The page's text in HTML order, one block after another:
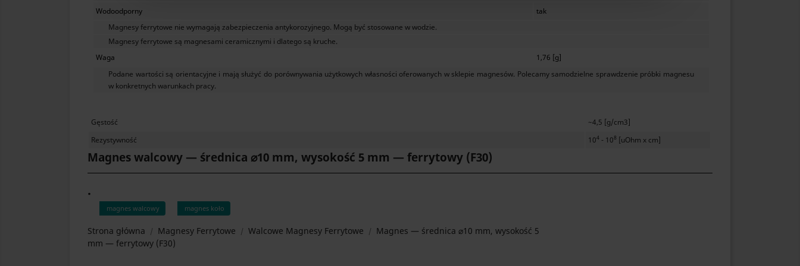
Wodoodporny
tak
Magnesy ferrytowe nie wymagają zabezpieczenia antykorozyjnego. Mogą być stosowane w wodzie.
Magnesy ferrytowe są magnesami ceramicznymi i dlatego są kruche.
Waga
1,76 [g]
Podane wartości są orientacyjne i mają służyć do porównywania użytkowych własności oferowanych w sklepie magnesów. Polecamy samodzielne sprawdzenie próbki magnesu
w konkretnych warunkach pracy.
Gęstość
~4,5 [g/cm3]
Rezystywność
104 - 108 [uOhm x cm]
Magnes walcowy — średnica ⌀10 mm, wysokość 5 mm — ferrytowy (F30)
.
magnes walcowy magnes koło
Strona główna Magnesy Ferrytowe Walcowe Magnesy Ferrytowe
Magnes — średnica ⌀10 mm, wysokość 5
mm — ferrytowy (F30)